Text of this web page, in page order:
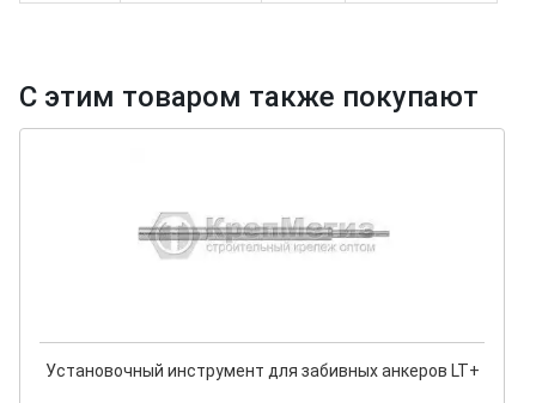
С этим товаром также покупают
Установочный инструмент для забивных анкеров LT+